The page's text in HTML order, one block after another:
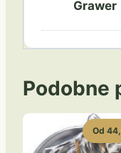
Grawer
Podobne
Od